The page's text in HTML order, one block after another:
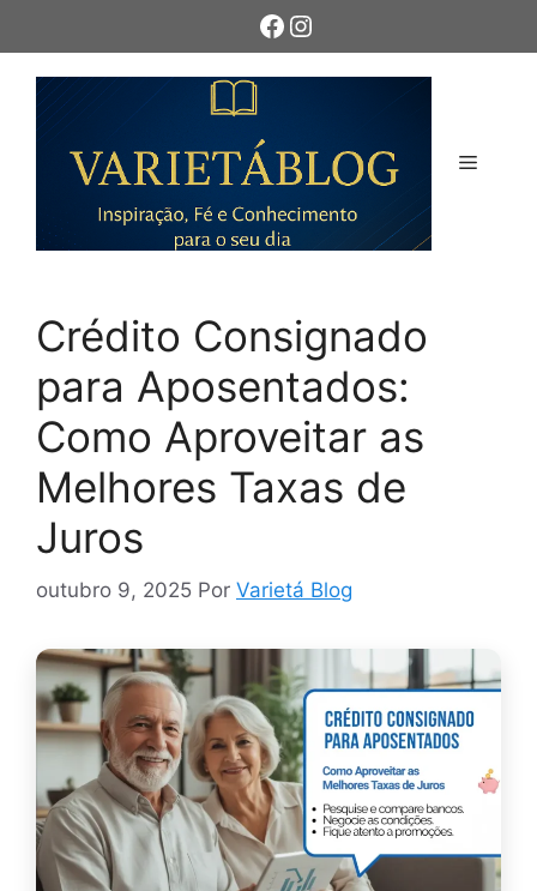
conteúdo
Facebook
Instagram
Menu
Crédito Consignado
para Aposentados:
Como Aproveitar as
Melhores Taxas de
Juros
outubro 9, 2025 Por Varietá Blog